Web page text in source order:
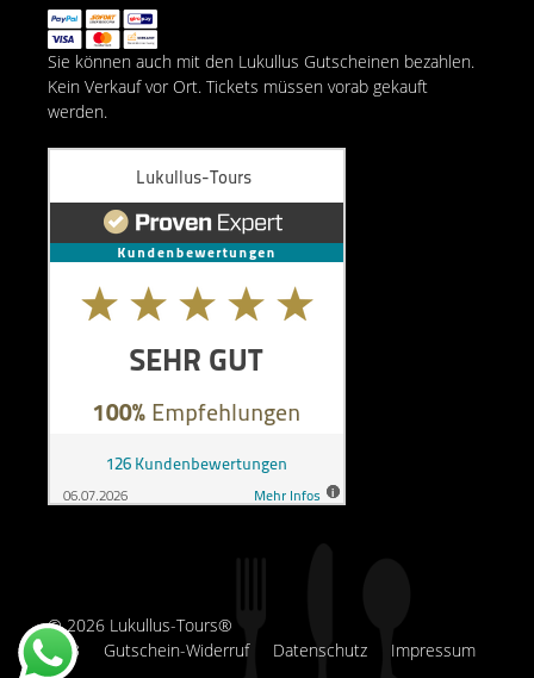
Sie können auch mit den Lukullus Gutscheinen bezahlen.
Kein Verkauf vor Ort. Tickets müssen vorab gekauft
werden.
AGB Gutschein-Widerruf Datenschutz Impressum
© 2026 Lukullus-Tours®